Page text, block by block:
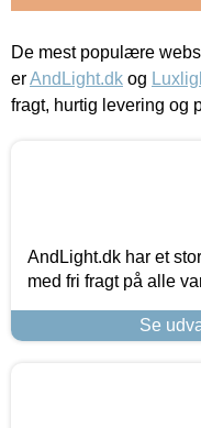
De mest populære
erAndLight.dk og
fragt, hurtig levering og
AndLight.dk har et
med fri fragt på alle
Se